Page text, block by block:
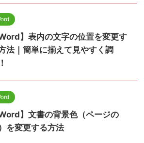
Word】表内の文字の位置を変更す
法｜簡単に揃えて見やすく調
Word】文書の背景色（ページの
を変更する方法